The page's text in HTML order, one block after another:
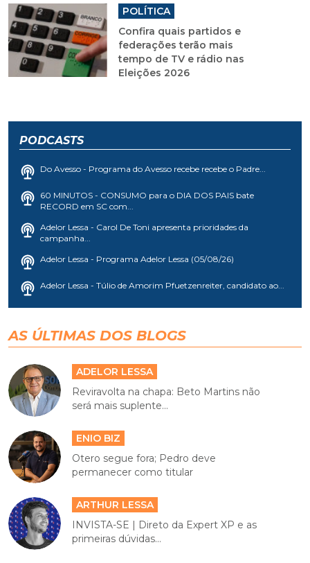
POLÍTICA
Confira quais partidos e
federações terão mais
tempo de TV e rádio nas
Eleições 2026
PODCASTS
Do Avesso - Programa do Avesso recebe recebe o Padre...
60 MINUTOS - CONSUMO para o DIA DOS PAIS bate
RECORD em SC com...
Adelor Lessa - Carol De Toni apresenta prioridades da
campanha...
Adelor Lessa - Programa Adelor Lessa (05/08/26)
Adelor Lessa - Túlio de Amorim Pfuetzenreiter, candidato ao...
AS ÚLTIMAS DOS BLOGS
ADELOR LESSA
Reviravolta na chapa: Beto Martins não
será mais suplente...
ENIO BIZ
Otero segue fora; Pedro deve
permanecer como titular
ARTHUR LESSA
INVISTA-SE | Direto da Expert XP e as
primeiras dúvidas...